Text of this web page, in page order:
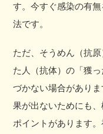
す。今すぐ感染の有
法です。
ただ、そうめん（抗
た人（抗体）の「獲
づかない場合があり
果が出ないためにも
ポイントがあります